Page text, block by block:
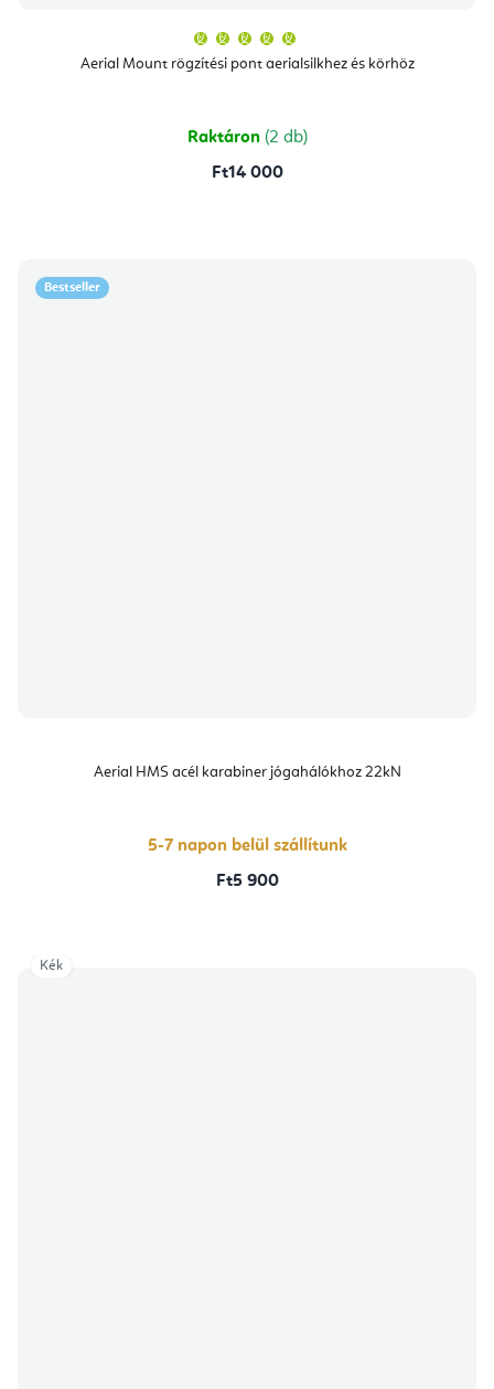
Aerial Mount rögzítési pont aerialsilkhez és körhöz
átlagos
értékelése
csillag.
Raktáron (2 db)
Ft14 000
Bestseller
Aerial HMS acél karabiner jógahálókhoz 22kN
5-7 napon belül szállítunk
Ft5 900
Kék